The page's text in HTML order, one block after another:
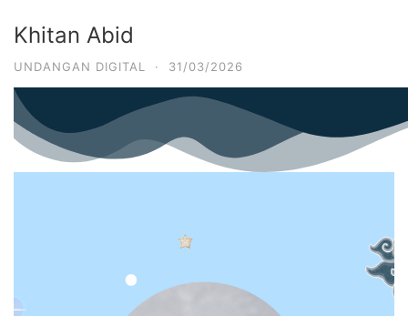
Khitan Abid
UNDANGAN DIGITAL · 31/03/2026